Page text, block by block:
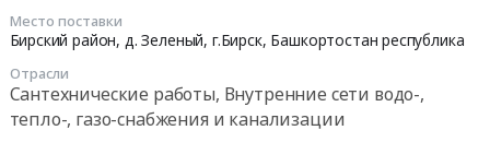
Место поставки
Бирский район, д. Зеленый, г.Бирск, Башкортостан республика
Отрасли
Сантехнические работы, Внутренние сети водо-,
тепло-, газо-снабжения и канализации